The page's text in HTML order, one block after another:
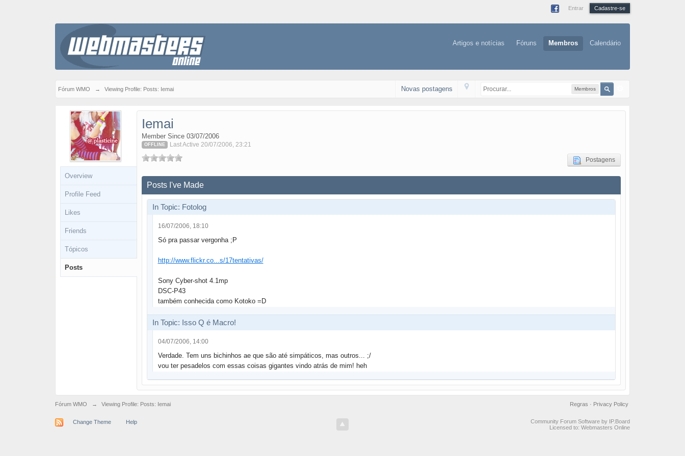
Entrar Cadastre-se
Artigos e notícias Fóruns Membros Calendário
Fórum WMO → Viewing Profile: Posts: Iemai Membros
Novas postagens
Overview
Profile Feed
Likes
Friends
Tópicos
Posts
Iemai
Member Since 03/07/2006
OFFLINE Last Active 20/07/2006, 23:21
Postagens
Posts I've Made
In Topic: Fotolog
16/07/2006, 18:10
Só pra passar vergonha ;P
http://www.flickr.co...s/17tentativas/
Sony Cyber-shot 4.1mp
DSC-P43
também conhecida como Kotoko =D
In Topic: Isso Q é Macro!
04/07/2006, 14:00
Verdade. Tem uns bichinhos ae que são até simpáticos, mas outros... ;/
vou ter pesadelos com essas coisas gigantes vindo atrás de mim! heh
Fórum WMO → Viewing Profile: Posts: Iemai Privacy Policy
Regras ·
Change Theme Help
Community Forum Software by IP.Board
Licensed to: Webmasters Online